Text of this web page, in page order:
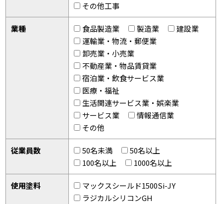
その他工事
業種 食品製造業 製造業
建設業
運輸業・物流・郵便業
卸売業・小売業
不動産業・物品賃貸業
宿泊業・飲食サービス業
医療・福祉
生活関連サービス業・娯楽業
サービス業
情報通信業
その他
従業員数 50名未満
50名以上
100名以上
1000名以上
使用塗料
マックスシールド1500Si-JY
ラジカルシリコンGH